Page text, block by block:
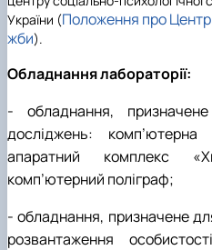
України (Положення про Центр
жби).
Обладнання лабораторії:
-
обладнання,
досліджень: комп’ютерна
апаратний комплекс
комп’ютерний поліграф;
- обладнання, призначене
розвантаження